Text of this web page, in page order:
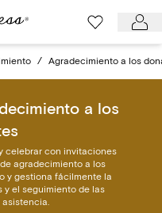
/ Agradecimiento a los
a los
celebrar con invitaciones
agradecimiento a los
y gestiona fácilmente la
el seguimiento de las